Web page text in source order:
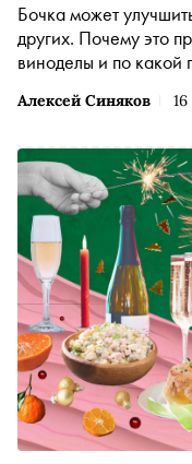
Алексей Синяков
Бочка может
других. Почему это
виноделы и по